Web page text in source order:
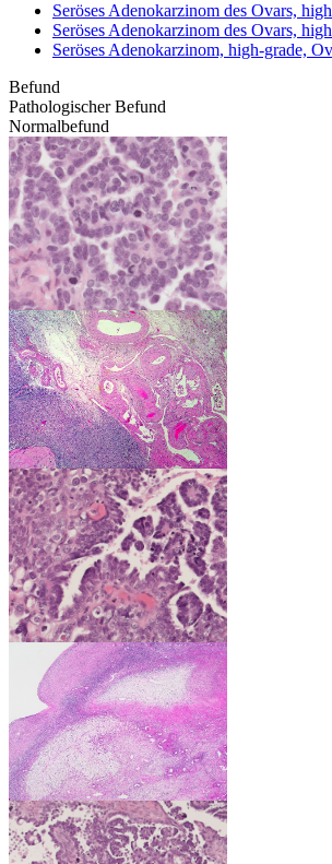
Seröses Adenokarzinom des Ovars,
Seröses Adenokarzinom des Ovars,
Seröses Adenokarzinom, high-grade,
Befund
Pathologischer Befund
Normalbefund